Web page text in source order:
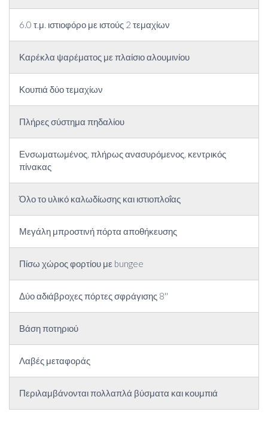
6.0 τ.μ. ιστιοφόρο με ιστούς 2 τεμαχίων
Καρέκλα ψαρέματος με πλαίσιο αλουμινίου
Κουπιά δύο τεμαχίων
Πλήρες σύστημα πηδαλίου
Ενσωματωμένος, πλήρως ανασυρόμενος, κεντρικός
πίνακας
Όλο το υλικό καλωδίωσης και ιστιοπλοΐας
Μεγάλη μπροστινή πόρτα αποθήκευσης
Πίσω χώρος φορτίου με bungee
Δύο αδιάβροχες πόρτες σφράγισης 8''
Βάση ποτηριού
Λαβές μεταφοράς
Περιλαμβάνονται πολλαπλά βύσματα και κουμπιά